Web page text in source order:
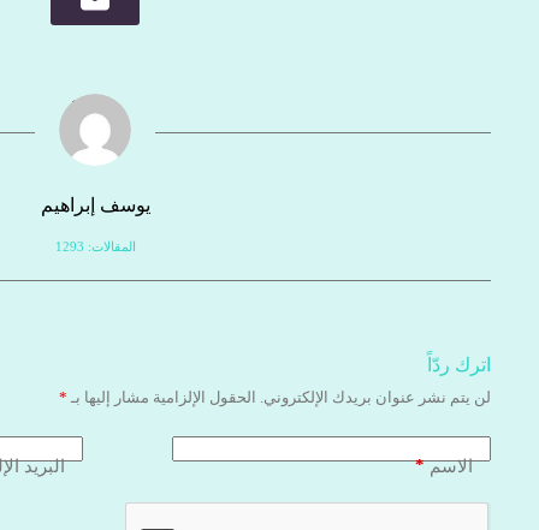
يوسف إبراهيم
المقالات: 1293
اترك ردّاً
لن يتم نشر عنوان بريدك الإلكتروني. الحقول الإلزامية مشار إليها بـ *
الاسم* البريد